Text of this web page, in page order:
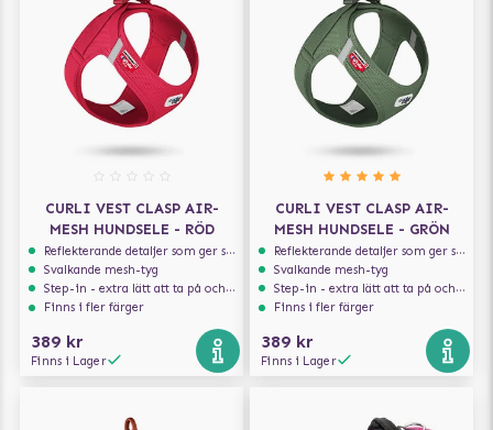
CURLI VEST CLASP AIR-
MESH HUNDSELE - RÖD
Reflekterande detaljer som ger synlighet i svagt ljus
Svalkande mesh-tyg
Step-in - extra lätt att ta på och av
Finns i fler färger
389 kr
Finns i Lager
CURLI VEST CLASP AIR-
MESH HUNDSELE - GRÖN
Reflekterande detaljer som ger synlighet i svagt ljus
Svalkande mesh-tyg
Step-in - extra lätt att ta på och av
Finns i fler färger
389 kr
Finns i Lager